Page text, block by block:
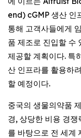
end) cGMP 생산 인
통해 고객사들에게
품 제조로 진입할 수
제공할 계획이다. 특
산 인프라를 활용하
할 예정이다.
중국의 생물의약품
경, 상당한 비용 경
를 바탕으로 전 세계